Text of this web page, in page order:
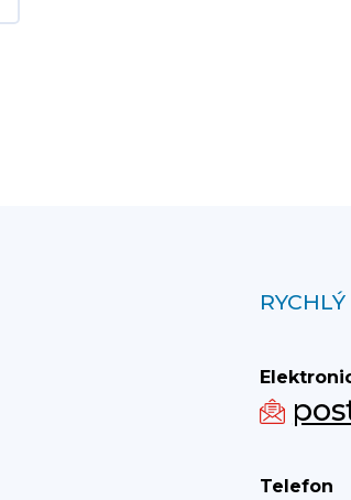
Telefon